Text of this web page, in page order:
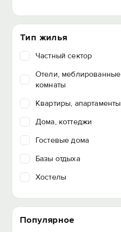
Тип жилья
Частный сектор
Отели, меблированные
комнаты
Квартиры, апартаменты
Дома, коттеджи
Гостевые дома
Базы отдыха
Хостелы
Популярное